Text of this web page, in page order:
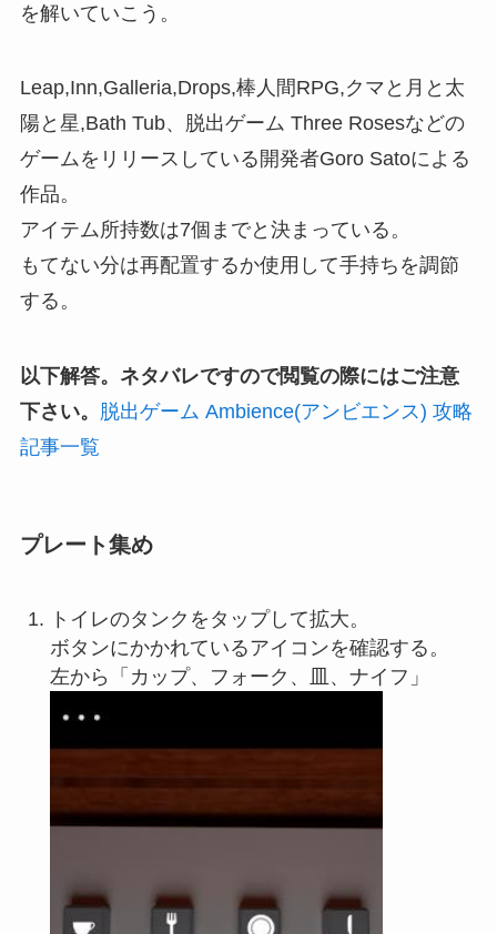
を解いていこう。
Leap,Inn,Galleria,Drops,棒人間RPG,クマと月と太
陽と星,Bath Tub、脱出ゲーム Three Rosesなどの
ゲームをリリースしている開発者Goro Satoによる
作品。
アイテム所持数は7個までと決まっている。
もてない分は再配置するか使用して手持ちを調節
する。
以下解答。ネタバレですので閲覧の際にはご注意
下さい。 脱出ゲーム Ambience(アンビエンス) 攻略
記事一覧
プレート集め
トイレのタンクをタップして拡大。
ボタンにかかれているアイコンを確認する。
左から「カップ、フォーク、皿、ナイフ」